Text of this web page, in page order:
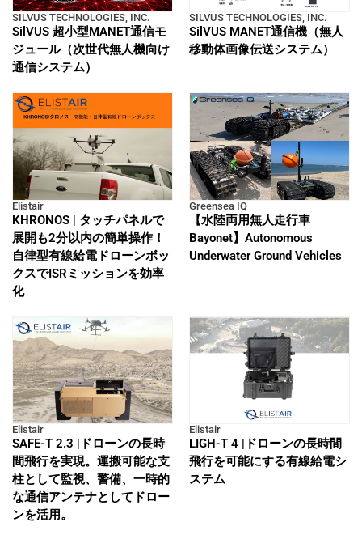
SILVUS TECHNOLOGIES, INC.
SilVUS 超小型MANET通信モ
ジュール（次世代無人機向け
通信システム）
SILVUS TECHNOLOGIES, INC.
SilVUS MANET通信機（無人
移動体画像伝送システム）
Elistair
KHRONOS | タッチパネルで
展開も2分以内の簡単操作！
自律型有線給電ドローンボッ
クスでISRミッションを効率
化
Greensea IQ
【水陸両用無人走行車
Bayonet】Autonomous
Underwater Ground Vehicles
Elistair
SAFE-T 2.3 |ドローンの長時
間飛行を実現。運搬可能な支
柱として監視、警備、一時的
な通信アンテナとしてドロー
ンを活用。
Elistair
LIGH-T 4 |ドローンの長時間
飛行を可能にする有線給電シ
ステム